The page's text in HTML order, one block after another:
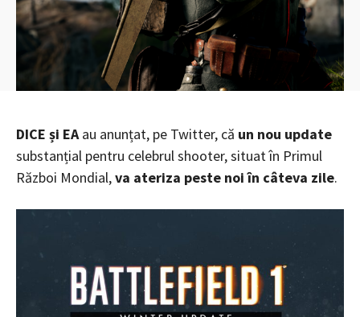
DICE și EAau anunțat, pe Twitter, că un nou update
substanțial pentru celebrul shooter, situat în Primul
Război Mondial,va ateriza peste noi în câteva zile.